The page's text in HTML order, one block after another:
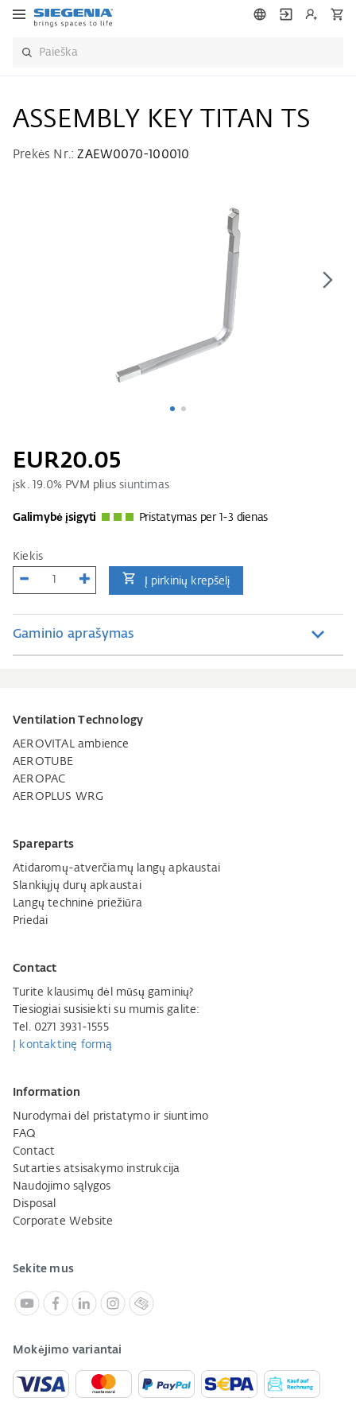
ASSEMBLY KEY TITAN TS
Prekės Nr.:ZAEW0070-100010
EUR20.05
įsk. 19.0% PVM pliussiuntimas
Galimybė įsigyti Pristatymas per 1-3 dienas
Kiekis
Į pirkinių krepšelį
Gaminio aprašymas
Ventilation Technology
AEROVITAL ambience
AEROTUBE
AEROPAC
AEROPLUS WRG
Spareparts
Atidaromų-atverčiamų langų apkaustai
Slankiųjų durų apkaustai
Langų techninė priežiūra
Priedai
Contact
Turite klausimų dėl mūsų gaminių?
Tiesiogiai susisiekti su mumis galite:
Tel. 0271 3931-1555
Į kontaktinę formą
Information
Nurodymai dėl pristatymo ir siuntimo
FAQ
Contact
Sutarties atsisakymo instrukcija
Naudojimo sąlygos
Disposal
Corporate Website
Sekite mus
Mokėjimo variantai